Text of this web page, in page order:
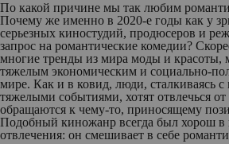
По какой причине мы так любим
Почему же именно в 2020-е годы как у
серьезных киностудий, продюсеров и
запрос на романтические комедии?
многие тренды из мира моды и красоты,
тяжелым экономическим и социально-
мире. Как и в ковид, люди, сталкиваясь
тяжелыми событиями, хотят отвлечься от
обращаются к чему-то, приносящему
Подобный киножанр всегда был хорош в
отвлечения: он смешивает в себе